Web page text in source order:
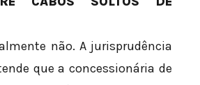
não. A jurisprudência
que a concessionária de